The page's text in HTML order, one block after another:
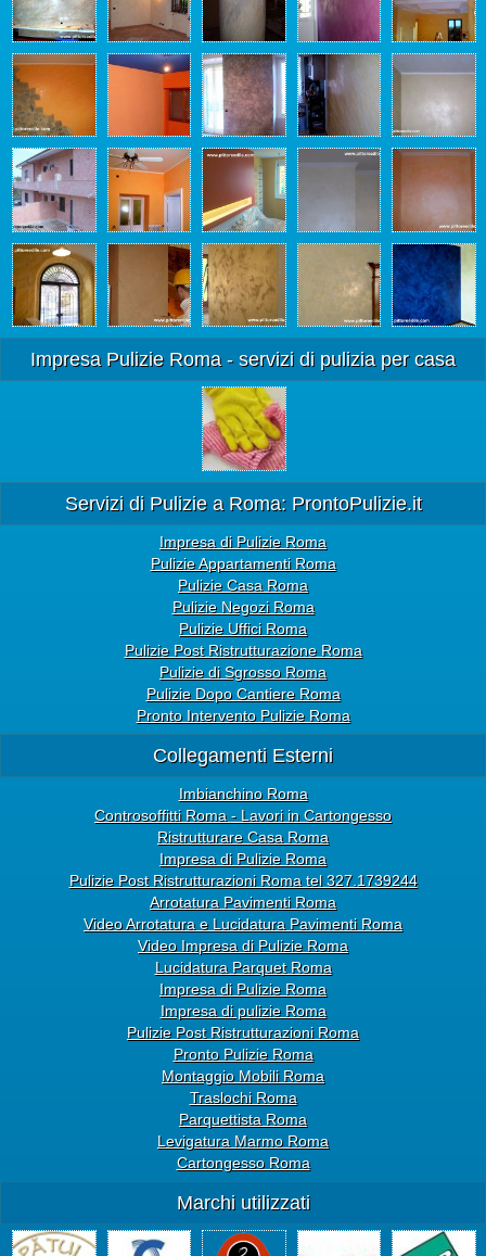
Impresa Pulizie Roma - servizi di pulizia per casa
Servizi di Pulizie a Roma: ProntoPulizie.it
Impresa di Pulizie Roma
Pulizie Appartamenti Roma
Pulizie Casa Roma
Pulizie Negozi Roma
Pulizie Uffici Roma
Pulizie Post Ristrutturazione Roma
Pulizie di Sgrosso Roma
Pulizie Dopo Cantiere Roma
Pronto Intervento Pulizie Roma
Collegamenti Esterni
Imbianchino Roma
Controsoffitti Roma - Lavori in Cartongesso
Ristrutturare Casa Roma
Impresa di Pulizie Roma
Pulizie Post Ristrutturazioni Roma tel 327.1739244
Arrotatura Pavimenti Roma
Video Arrotatura e Lucidatura Pavimenti Roma
Video Impresa di Pulizie Roma
Lucidatura Parquet Roma
Impresa di Pulizie Roma
Impresa di pulizie Roma
Pulizie Post Ristrutturazioni Roma
Pronto Pulizie Roma
Montaggio Mobili Roma
Traslochi Roma
Parquettista Roma
Levigatura Marmo Roma
Cartongesso Roma
Marchi utilizzati